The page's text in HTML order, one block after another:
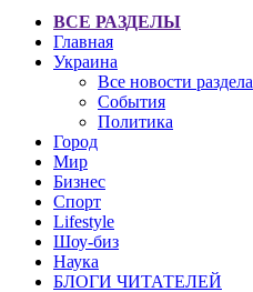
ВСЕ РАЗДЕЛЫ
Главная
Украина
Все новости раздела
События
Политика
Город
Мир
Бизнес
Спорт
Lifestyle
Шоу-биз
Наука
БЛОГИ ЧИТАТЕЛЕЙ